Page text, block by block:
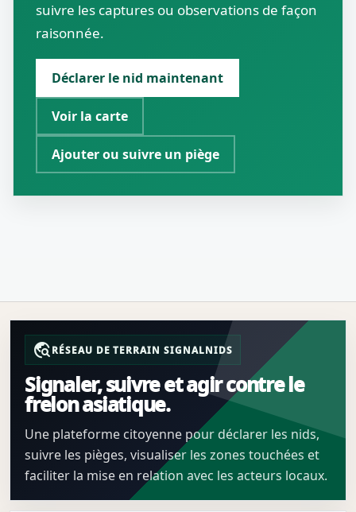
suivre les captures ou observations de façon
raisonnée.
Déclarer le nid maintenant
Voir la carte
Ajouter ou suivre un piège
travel_exploreRÉSEAU DE TERRAIN SIGNALNIDS
Signaler, suivre et agir contre le
frelon asiatique.
Une plateforme citoyenne pour déclarer les nids,
suivre les pièges, visualiser les zones touchées et
faciliter la mise en relation avec les acteurs locaux.